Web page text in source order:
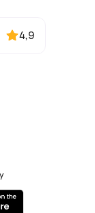
4,9